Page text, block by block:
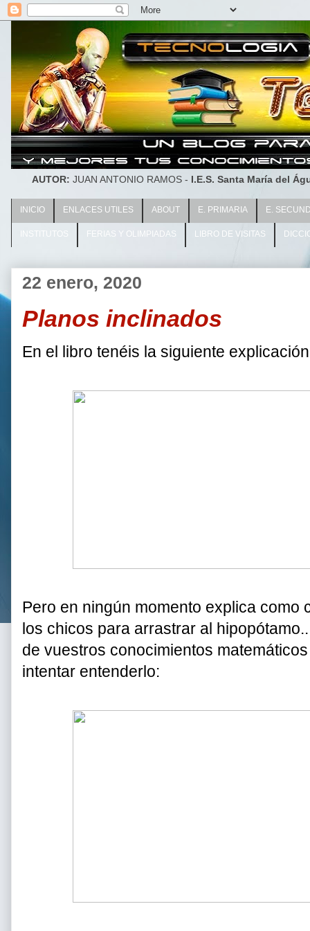
AUTOR: JUAN ANTONIO RAMOS - I.E.S. Santa María del
INICIO ENLACES UTILES ABOUT E. PRIMARIA E.
INSTITUTOS FERIAS Y OLIMPIADAS LIBRO DE VISITAS
22 enero, 2020
Planos inclinados
En el libro tenéis la siguiente
Pero en ningún momento explica
los chicos para arrastrar al
de vuestros conocimientos
intentar entenderlo: